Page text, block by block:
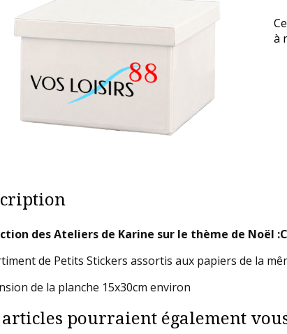
à
des Ateliers de Karine sur le thème de Noël
de Petits Stickers assortis aux papiers de la
de la planche 15x30cm environ
articles pourraient également